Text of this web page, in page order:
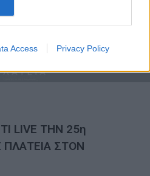
Access Privacy Policy
LIVE ΤΗΝ 25η
ΣΤΟΝ